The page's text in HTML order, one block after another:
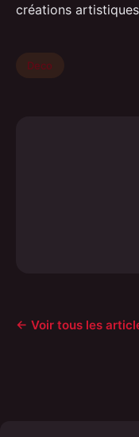
créations
Deco
← Voir tous les